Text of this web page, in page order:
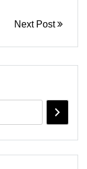
Next Post